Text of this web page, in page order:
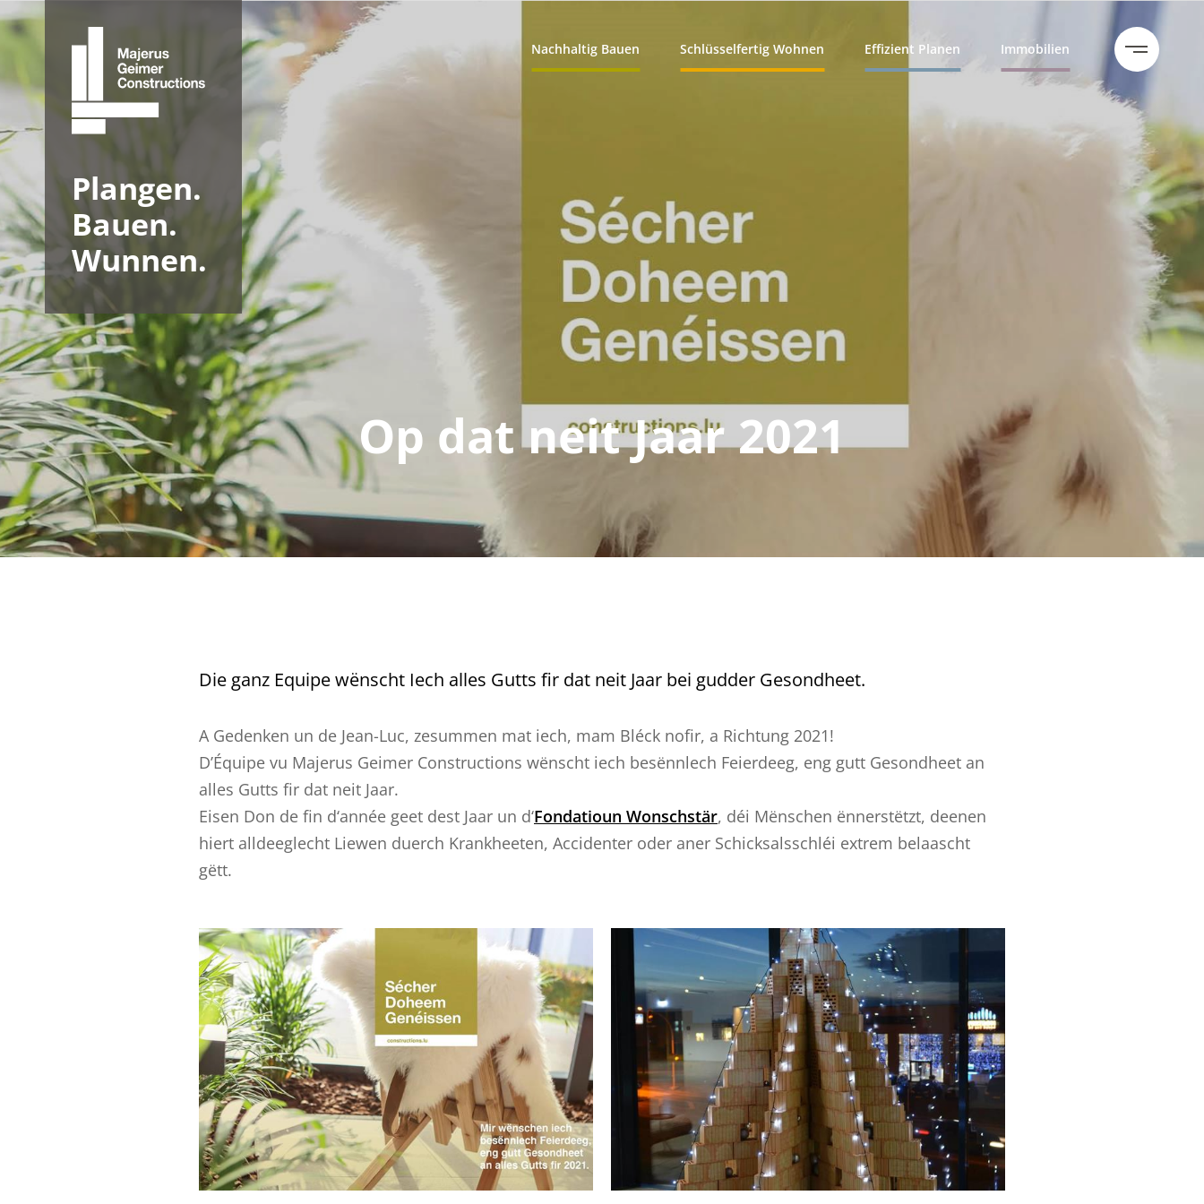
Plangen.
Bauen.
Wunnen.
Nachhaltig Bauen Schlüsselfertig Wohnen Effizient Planen Immobilien
Op dat neit Jaar 2021
Die ganz Equipe wënscht Iech alles Gutts fir dat neit Jaar bei gudder Gesondheet.
A Gedenken un de Jean-Luc, zesummen mat iech, mam Bléck nofir, a Richtung 2021!
D’Équipe vu Majerus Geimer Constructions wënscht iech besënnlech Feierdeeg, eng gutt Gesondheet an
alles Gutts fir dat neit Jaar.
Eisen Don de fin d‘année geet dest Jaar un d‘Fondatioun Wonschstär, déi Mënschen ënnerstëtzt, deenen
hiert alldeeglecht Liewen duerch Krankheeten, Accidenter oder aner Schicksalsschléi extrem belaascht
gëtt.